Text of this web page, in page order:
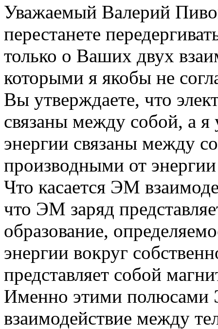
Уважаемый Валерий
перестанете
только о Ваших двух
которыми я якобы не
Вы утверждаете, что
связаны между собой, а я
энергии связаны между
производными от
Что касается ЭМ
что ЭМ заряд
образование,
энергии вокруг
представляет собой
Именно этими полюсами
взаимодействие между